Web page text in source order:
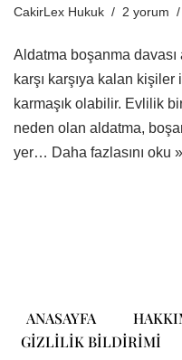
CakirLex Hukuk 2 yorum
Aldatma boşanma
karşı karşıya kalan
karmaşık olabilir. Evlilik
neden olan aldatma,
yer… Daha fazlasını oku »
ANASAYFA
GIZLILIK BILDIRIMI